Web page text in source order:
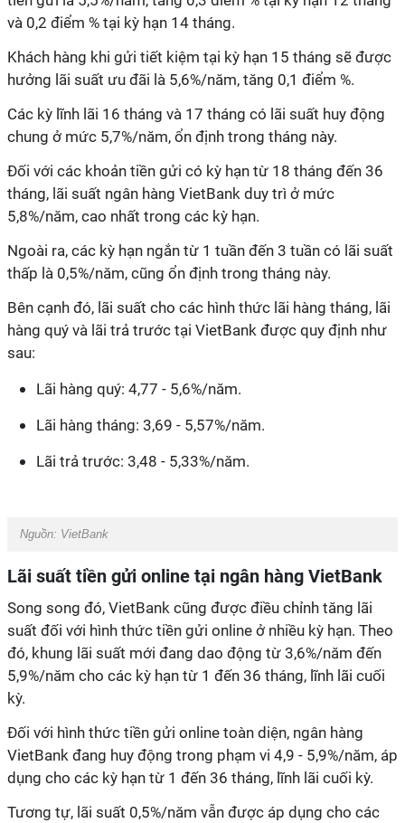
và 0,2 điểm % tại kỳ hạn 14 tháng.
Khách hàng khi gửi tiết kiệm tại kỳ hạn 15 tháng sẽ được
hưởng lãi suất ưu đãi là 5,6%/năm, tăng 0,1 điểm %.
Các kỳ lĩnh lãi 16 tháng và 17 tháng có lãi suất huy động
chung ở mức 5,7%/năm, ổn định trong tháng này.
Đối với các khoản tiền gửi có kỳ hạn từ 18 tháng đến 36
tháng, lãi suất ngân hàng VietBank duy trì ở mức
5,8%/năm, cao nhất trong các kỳ hạn.
Ngoài ra, các kỳ hạn ngắn từ 1 tuần đến 3 tuần có lãi suất
thấp là 0,5%/năm, cũng ổn định trong tháng này.
Bên cạnh đó, lãi suất cho các hình thức lãi hàng tháng, lãi
hàng quý và lãi trả trước tại VietBank được quy định như
sau:
Lãi hàng quý: 4,77 - 5,6%/năm.
Lãi hàng tháng: 3,69 - 5,57%/năm.
Lãi trả trước: 3,48 - 5,33%/năm.
Nguồn: VietBank
Lãi suất tiền gửi online tại ngân hàng VietBank
Song song đó, VietBank cũng được điều chỉnh tăng lãi
suất đối với hình thức tiền gửi online ở nhiều kỳ hạn. Theo
đó, khung lãi suất mới đang dao động từ 3,6%/năm đến
5,9%/năm cho các kỳ hạn từ 1 đến 36 tháng, lĩnh lãi cuối
kỳ.
Đối với hình thức tiền gửi online toàn diện, ngân hàng
VietBank đang huy động trong phạm vi 4,9 - 5,9%/năm, áp
dụng cho các kỳ hạn từ 1 đến 36 tháng, lĩnh lãi cuối kỳ.
Tương tự, lãi suất 0,5%/năm vẫn được áp dụng cho các